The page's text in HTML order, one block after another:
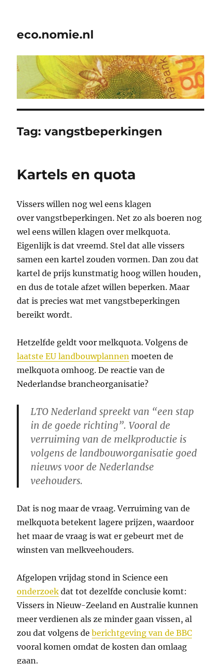
eco.nomie.nl
Tag:vangstbeperkingen
Kartels en quota
Vissers willen nog wel eens klagen
over vangstbeperkingen. Net zo als boeren nog
wel eens willen klagen over melkquota.
Eigenlijk is dat vreemd. Stel dat alle vissers
samen een kartel zouden vormen. Dan zou dat
kartel de prijs kunstmatig hoog willen houden,
en dus de totale afzet willen beperken. Maar
dat is precies wat met vangstbeperkingen
bereikt wordt.
Hetzelfde geldt voor melkquota. Volgens de
laatste EU landbouwplannen moeten de
melkquota omhoog. De reactie van de
Nederlandse brancheorganisatie?
LTO Nederland spreekt van “een stap
in de goede richting”. Vooral de
verruiming van de melkproductie is
volgens de landbouworganisatie goed
nieuws voor de Nederlandse
veehouders.
Dat is nog maar de vraag. Verruiming van de
melkquota betekent lagere prijzen, waardoor
het maar de vraag is wat er gebeurt met de
winsten van melkveehouders.
Afgelopen vrijdag stond in Science een
onderzoek dat tot dezelfde conclusie komt:
Vissers in Nieuw-Zeeland en Australie kunnen
meer verdienen als ze minder gaan vissen, al
zou dat volgens deberichtgeving van de BBC
vooral komen omdat de kosten dan omlaag
gaan.